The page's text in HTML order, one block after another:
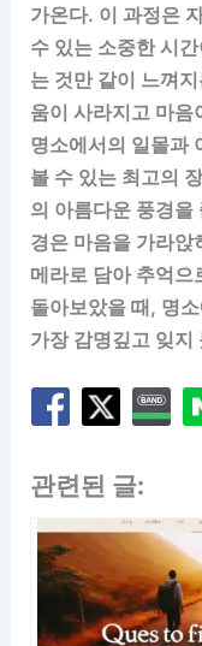
가온다. 이 과정은
수 있는 소중한 시
는 것만 같이 느껴
움이 사라지고 마음
명소에서의 일몰과
볼 수 있는 최고의
의 아름다운 풍경을
경은 마음을 가라앉
메라로 담아 추억으
돌아보았을 때, 명
가장 감명깊고 잊지
관련된 글: